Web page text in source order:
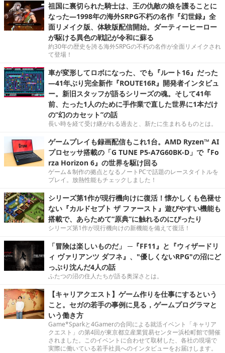
祖国に裏切られた騎士は、王の仇敵の娘を護ることに
なった―1998年の海外SRPG不朽の名作『幻世録』全
面リメイク版、体験版配信開始。ダーティーヒーロー
が駆ける異色の戦記が令和に蘇る
約30年の歴史を誇る海外SRPGの不朽の名作が全面リメイクされ
て登場！
車が変形してロボになった、でも『ルート16』だった
―41年ぶり完全新作『ROUTE16R』開発者インタビュ
ー。新旧スタッフが語るシリーズの魂。そして41年
前、たった1人のために手作業で直した世界に1本だけ
の“幻のカセット”の話
長い時を経て受け継がれる過去と、新たに生まれるものとは。
ゲームプレイも録画配信もこれ1台。AMD Ryzen™ AI
プロセッサ搭載の「G TUNE P5-A7G60BK-D」で『Fo
rza Horizon 6』の世界を駆け回る
ゲーム＆制作の拠点となるノートPCで話題のレースタイトルを
プレイ。放熱性能もチェックしました！
シリーズ第1作が現行機向けに復活！懐かしくも色褪せ
ない『カルドセプト ザ ファースト』遊びやすい機能も
搭載で、あらためて“原典”に触れるのにぴったり
シリーズ第1作が現行機向けの新機能を備えて復活！
「冒険は楽しいものだ」 ─『FF11』と『ウィザードリ
ィ ヴァリアンツ ダフネ』、"優しくないRPG"の沼にど
っぷり沈んだ4人の話
ふたつの沼の住人たちが語る奥深さとは。
【キャリアクエスト】ゲーム作りを仕事にするという
こと。セガの若手の事例に見る，ゲームプログラマと
いう働き方
Game*Sparkと4Gamerの合同による就活イベント「キャリア
クエスト」の第4回が東京都立産業貿易センター浜松町館で開催
されました。このイベントに合わせて取材した、各社の現場で
実際に働いている若手社員へのインタビューをお届けします。